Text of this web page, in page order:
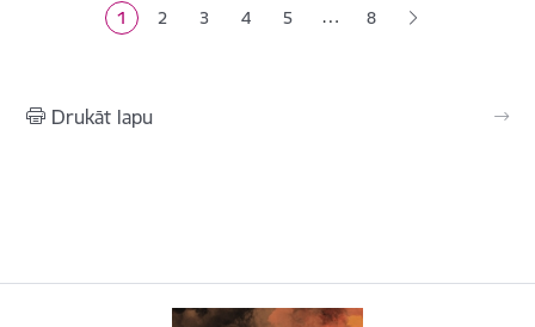
Pašreizējā lapa
1 Lapa
2 Lapa
3 Lapa
4 Lapa
5 … 8
Drukāt lapu